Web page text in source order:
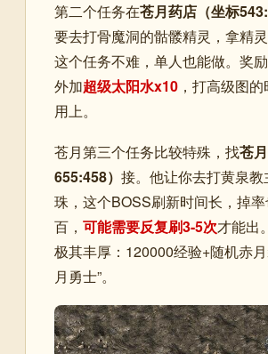
第二个任务在苍月药店（坐标
要去打骨魔洞的骷髅精灵，拿精灵
这个任务不难，单人也能做。奖
外加超级太阳水x10 ，打高级图
用上。
苍月第三个任务比较特殊，找苍
655:458） 接。他让你去打黄泉
珠，这个BOSS刷新时间长，掉
百， 可能需要反复刷3-5次才能出
极其丰厚：120000经验+随机赤
月勇士”。